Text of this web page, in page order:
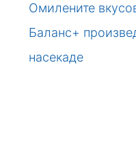
Омилените
Баланс+
насекаде